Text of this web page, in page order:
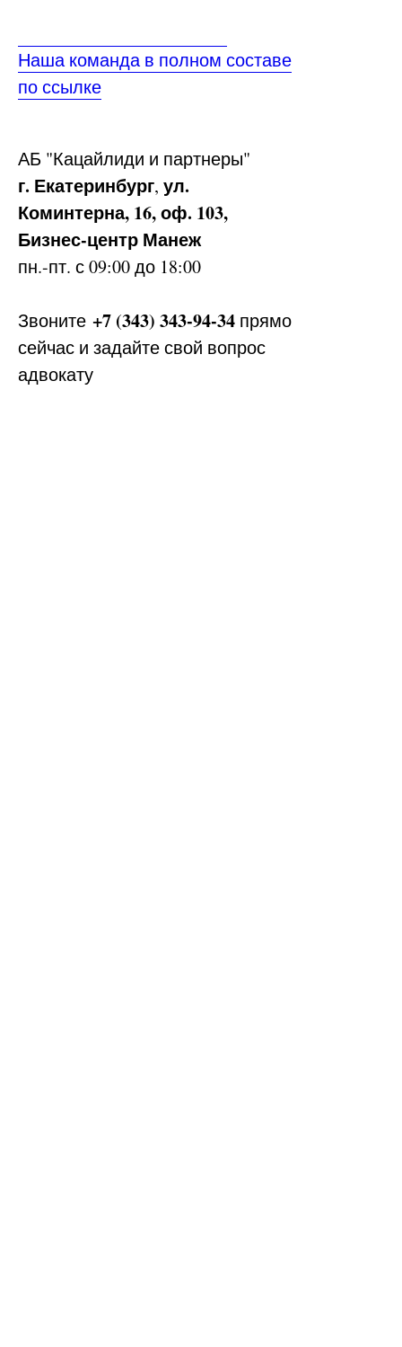
Наша команда в полном составе
по ссылке
АБ "Кацайлиди и партнеры"
г. Екатеринбург, ул.
Коминтерна, 16, оф. 103,
Бизнес-центр Манеж
пн.-пт. с 09:00 до 18:00
Звоните +7 (343) 343-94-34 прямо
сейчас и задайте свой вопрос
адвокату